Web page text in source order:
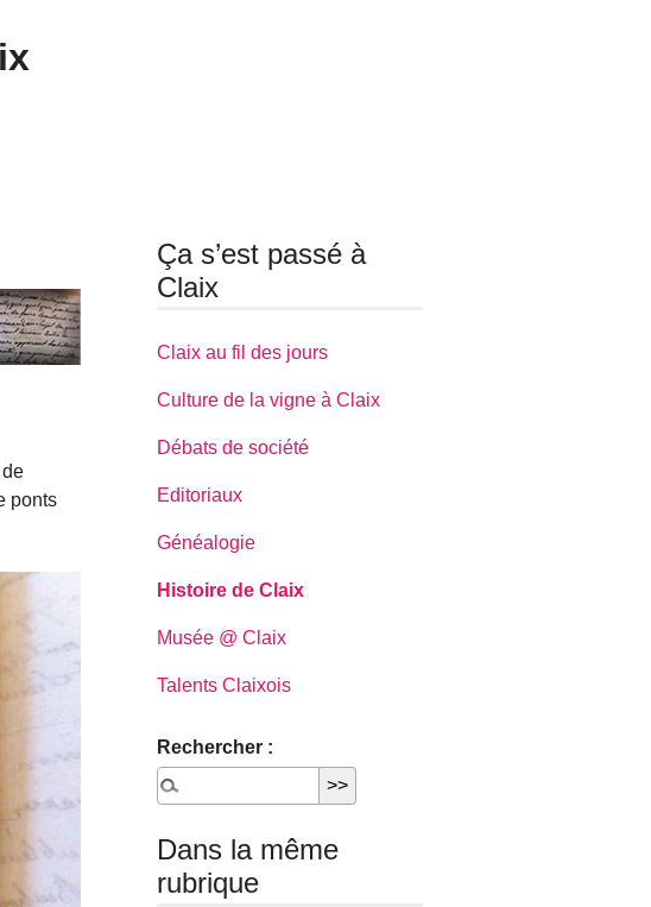
ponts
Ça s’est passé à
Claix
Claix au fil des jours
Culture de la vigne à Claix
Débats de société
Editoriaux
Généalogie
Histoire de Claix
Musée @ Claix
Talents Claixois
Rechercher :
Dans la même
rubrique